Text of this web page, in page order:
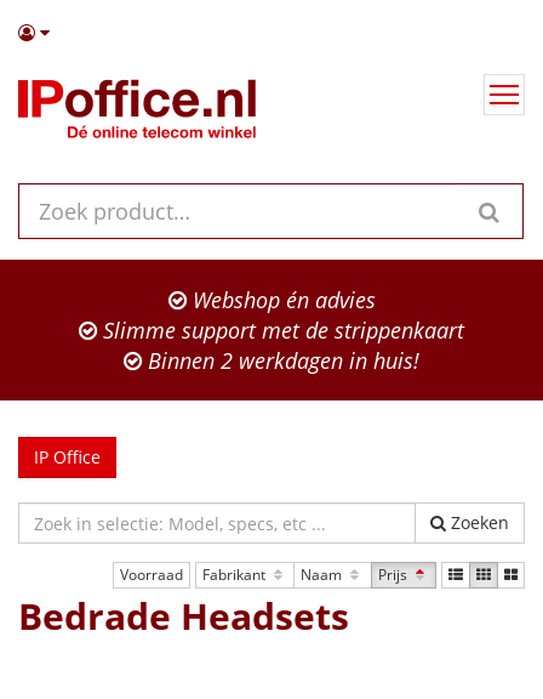
Webshop én advies
Slimme support met de strippenkaart
Binnen 2 werkdagen in huis!
IP Office
Zoeken
Voorraad Fabrikant Naam Prijs
Bedrade Headsets